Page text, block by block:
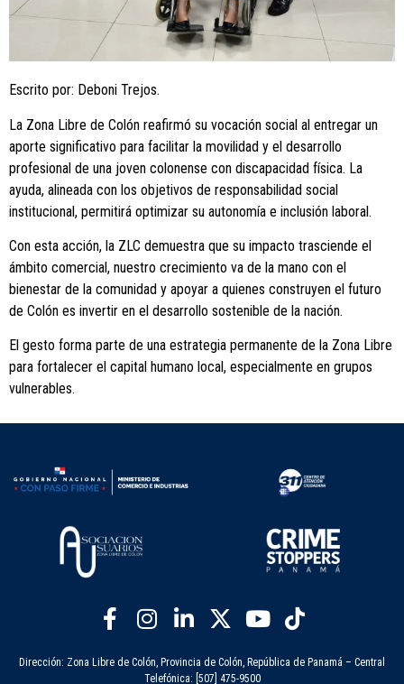
Escrito por: Deboni Trejos.
La Zona Libre de Colón reafirmó su vocación social al entregar un
aporte significativo para facilitar la movilidad y el desarrollo
profesional de una joven colonense con discapacidad física. La
ayuda, alineada con los objetivos de responsabilidad social
institucional, permitirá optimizar su autonomía e inclusión laboral.
Con esta acción, la ZLC demuestra que su impacto trasciende el
ámbito comercial, nuestro crecimiento va de la mano con el
bienestar de la comunidad y apoyar a quienes construyen el futuro
de Colón es invertir en el desarrollo sostenible de la nación.
El gesto forma parte de una estrategia permanente de la Zona Libre
para fortalecer el capital humano local, especialmente en grupos
vulnerables.
Dirección: Zona Libre de Colón, Provincia de Colón, República de Panamá – Central
Telefónica: [507] 475-9500